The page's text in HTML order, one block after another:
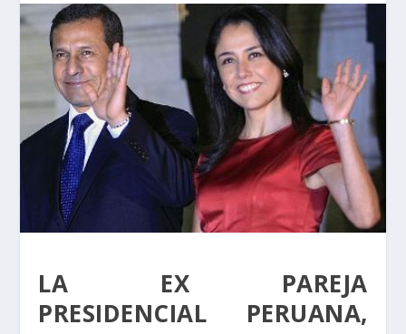
LA EX PAREJA
PRESIDENCIAL PERUANA,